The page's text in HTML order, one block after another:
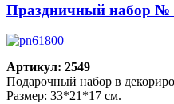
Праздничный набор №
Артикул: 2549
Подарочный набор в
Размер: 33*21*17 см.